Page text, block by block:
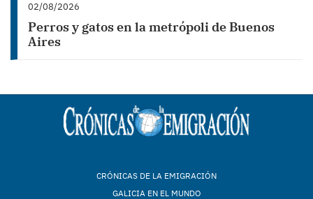
02/08/2026
Perros y gatos en la metrópoli de Buenos
Aires
CRÓNICAS DE LA EMIGRACIÓN
GALICIA EN EL MUNDO